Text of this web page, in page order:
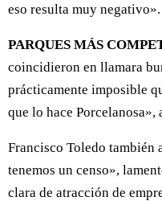
eso resulta muy negativo».
PARQUES MÁS
coincidieron en llamara
prácticamente imposible
que lo hace
Francisco Toledo también
tenemos un censo»,
clara de atracción de